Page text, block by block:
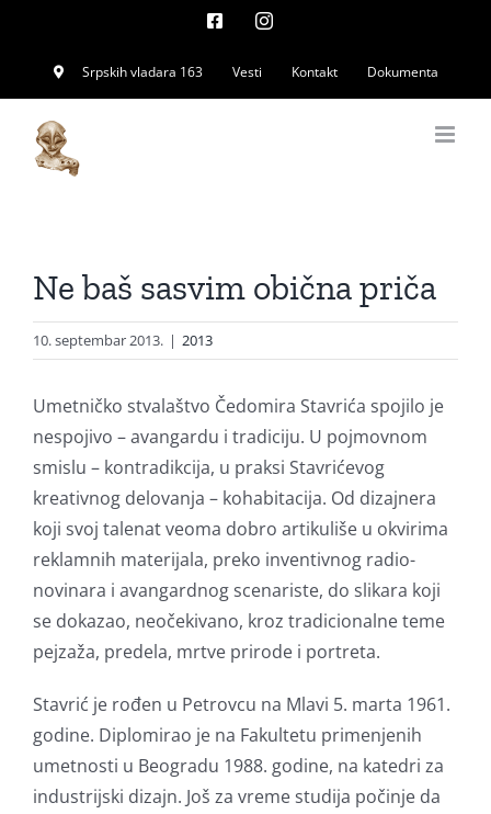
content
FacebookInstagram
Srpskih vladara 163 Vesti Kontakt Dokumenta
Ne baš sasvim obična priča
10. septembar 2013. | 2013
Umetničko stvalaštvo Čedomira Stavrića spojilo je
nespojivo – avangardu i tradiciju. U pojmovnom
smislu – kontradikcija, u praksi Stavrićevog
kreativnog delovanja – kohabitacija. Od dizajnera
koji svoj talenat veoma dobro artikuliše u okvirima
reklamnih materijala, preko inventivnog radio-
novinara i avangardnog scenariste, do slikara koji
se dokazao, neočekivano, kroz tradicionalne teme
pejzaža, predela, mrtve prirode i portreta.
Stavrić je rođen u Petrovcu na Mlavi 5. marta 1961.
godine. Diplomirao je na Fakultetu primenjenih
umetnosti u Beogradu 1988. godine, na katedri za
industrijski dizajn. Još za vreme studija počinje da